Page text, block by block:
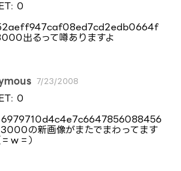
0
出るって噂ありますよ
7/23/2008
0
の新画像がまたでまわってます
ｗ＝）